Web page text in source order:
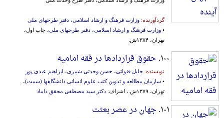
گردآورنده: وزارت فرهنگ و ارشاد اسلامی، دفتر طرحهای ملی
• وزارت فرهنگ و ارشاد اسلامی، دفتر طرحهای ملی، چاپ اول،
تهران، ۱۳۸۴ش.
۱۰۰. حقوق قراردادها در فقه امامیه
نویسنده: جلیل قنواتی، حسن وحدتی شبیری، ابراهیم عبدی پور
• سازمان مطالعه و تدوین‌ کتب‌ علوم‌ انسانی‌ دانشگاهها (سمت‌)،
تهران، ۱۳۷۹ش.، اشراف:
دکتر سید مصطفی محقق داماد
۱۰۱. جهان در عصر بعثت